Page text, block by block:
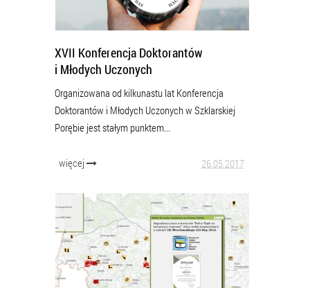
XVII Konferencja Doktorantów
i Młodych Uczonych
Organizowana od kilkunastu lat Konferencja
Doktorantów i Młodych Uczonych w Szklarskiej
Porębie jest stałym punktem...
więcej 26.05.2017